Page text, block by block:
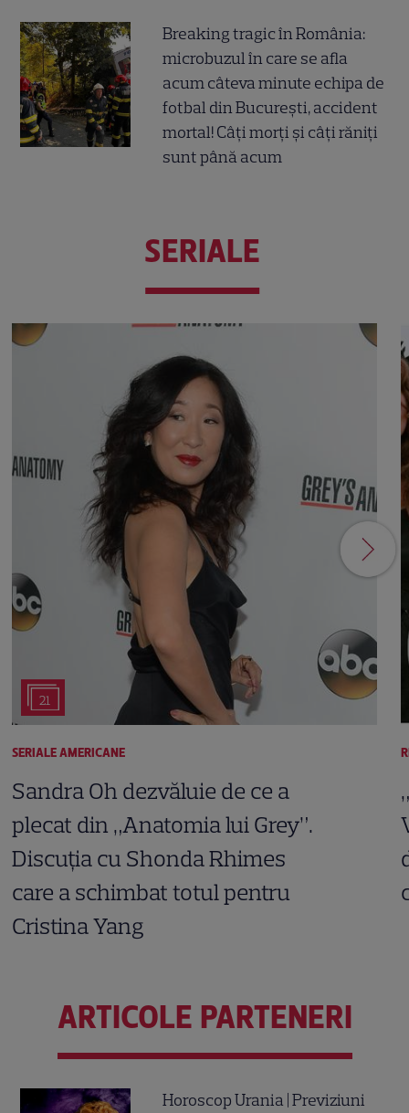
Breaking tragic în România:
microbuzul în care se afla
acum câteva minute echipa de
fotbal din București, accident
mortal! Câți morți și câți răniți
sunt până acum
SERIALE
21
SERIALE AMERICANE
Sandra Oh dezvăluie de ce a
plecat din „Anatomia lui Grey”.
Discuția cu Shonda Rhimes
care a schimbat totul pentru
Cristina Yang
ARTICOLE PARTENERI
Horoscop Urania | Previziuni